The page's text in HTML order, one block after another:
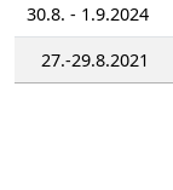
30.8. - 1.9.2024
27.-29.8.2021